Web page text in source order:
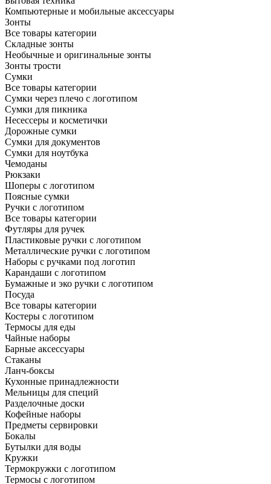
Компьютерные и мобильные аксессуары
Зонты
Все товары категории
Складные зонты
Необычные и оригинальные зонты
Зонты трости
Сумки
Все товары категории
Сумки через плечо с логотипом
Сумки для пикника
Несессеры и косметички
Дорожные сумки
Сумки для документов
Сумки для ноутбука
Чемоданы
Рюкзаки
Шоперы с логотипом
Поясные сумки
Ручки с логотипом
Все товары категории
Футляры для ручек
Пластиковые ручки с логотипом
Металлические ручки с логотипом
Наборы с ручками под логотип
Карандаши с логотипом
Бумажные и эко ручки с логотипом
Посуда
Все товары категории
Костеры с логотипом
Термосы для еды
Чайные наборы
Барные аксессуары
Стаканы
Ланч-боксы
Кухонные принадлежности
Мельницы для специй
Разделочные доски
Кофейные наборы
Предметы сервировки
Бокалы
Бутылки для воды
Кружки
Термокружки с логотипом
Термосы с логотипом